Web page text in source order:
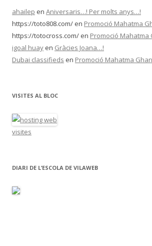
i
u
s
ahailep en Aniversaris…! Per molts anys…!
https://toto808.com/ en Promoció Mahatma
https://totocross.com/ en Promoció Mahatma
igoal huay en Gràcies Joana…!
Dubai classifieds en Promoció Mahatma
VISITES AL BLOC
visites
DIARI DE L’ESCOLA DE VILAWEB